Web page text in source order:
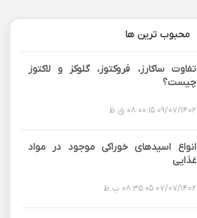
محبوب ترین ها
تفاوت ساکارز، فروکتوز، گلوکز و لاکتوز
چیست؟
09/07/1402 08:00:15 ق.ظ
انواع اسیدهای خوراکی موجود در مواد
غذایی
07/07/1402 08:35:05 ب.ظ